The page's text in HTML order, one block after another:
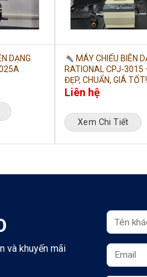
DẠNG
MÁY CHIẾU BIÊN
RATIONAL CPJ-3015
ĐẸP, CHUẨN, GIÁ TỐT!
Liên hệ
Xem Chi Tiết
và khuyến mãi